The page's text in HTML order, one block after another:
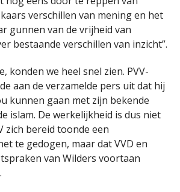
verschillen van mening en het
gunnen van de vrijheid van
bestaande verschillen van inzicht”.
konden we heel snel zien. PVV-
aan de verzamelde pers uit dat hij
kunnen gaan met zijn bekende
islam. De werkelijkheid is dus niet
zich bereid toonde een
te gedogen, maar dat VVD en
van Wilders voortaan